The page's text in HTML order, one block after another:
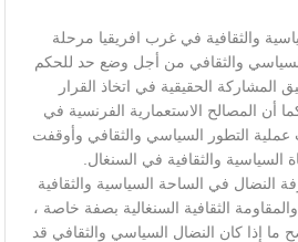
والثقافية في غرب افريقيا مرحلة
والثقافي من أجل وضع حد للحكم
المشاركة الحقيقية في اتخاذ القرار
أن المصالح الاستعمارية الفرنسية في
عملية التطور السياسي والثقافي وأوقفت
السياسية والثقافية في السنغال.
النضال في الساحة السياسية والثقافية
الثقافية السنغالية بصفة خاصة ،
إذا كان النضال السياسي والثقافي قد